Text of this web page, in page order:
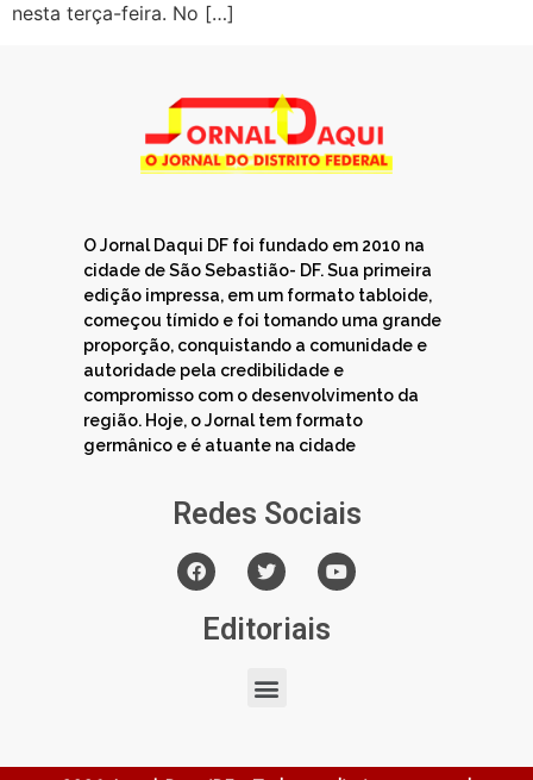
nesta terça-feira. No […]
O Jornal Daqui DF foi fundado em 2010 na
cidade de São Sebastião- DF. Sua primeira
edição impressa, em um formato tabloide,
começou tímido e foi tomando uma grande
proporção, conquistando a comunidade e
autoridade pela credibilidade e
compromisso com o desenvolvimento da
região. Hoje, o Jornal tem formato
germânico e é atuante na cidade
Redes Sociais
Editoriais